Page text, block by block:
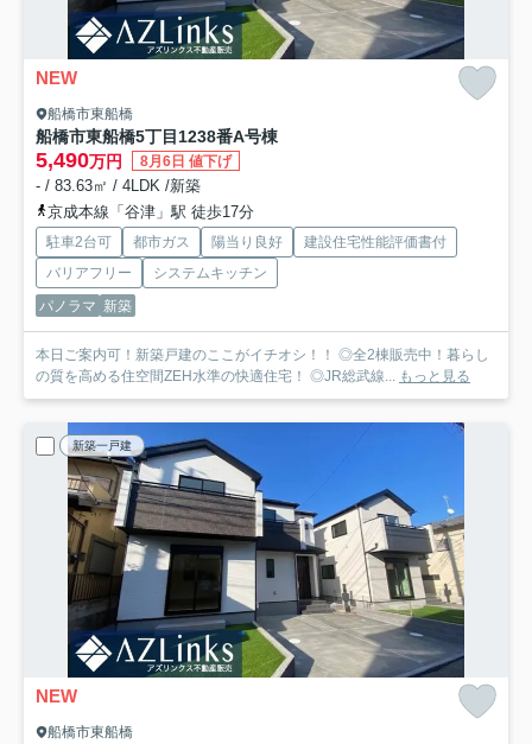
NEW
船橋市東船橋
船橋市東船橋5丁目1238番A号棟
5,490万円 8月6日 値下げ
- / 83.63㎡ / 4LDK /新築
京成本線「谷津」駅 徒歩17分
駐車2台可 都市ガス 陽当り良好
建設住宅性能評価書付
バリアフリー
システムキッチン
パノラマ 新築
本日ご案内可！新築戸建のここがイチオシ！！ ◎全2棟販売中！暮らし
の質を高める住空間ZEH水準の快適住宅！ ◎JR総武線... もっと見る
新築一戸建
NEW
船橋市東船橋